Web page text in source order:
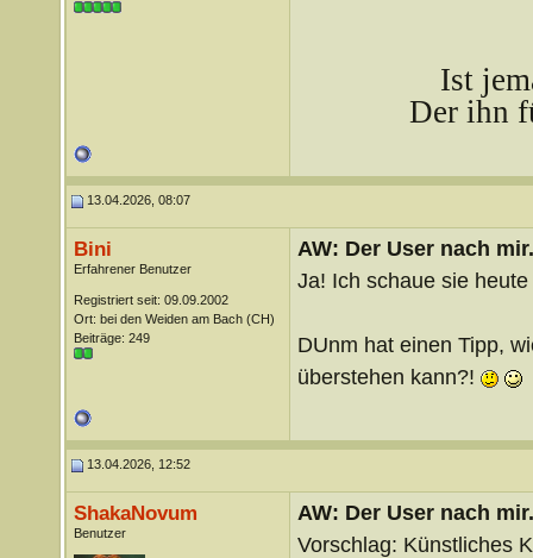
Ist
Der ihn
13.04.2026, 08:07
Bini
Erfahrener Benutzer
Registriert seit: 09.09.2002
Ort: bei den Weiden am Bach (CH)
Beiträge: 249
AW: Der User nach
Ja! Ich schaue sie
DUnm hat einen Tipp,
überstehen kann?!
13.04.2026, 12:52
ShakaNovum
Benutzer
AW: Der User nach
Vorschlag: Künstliches